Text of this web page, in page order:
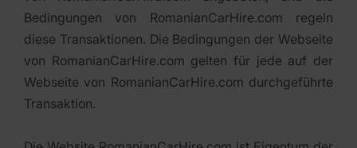
Bedingungen von RomanianCarHire.com regeln
diese Transaktionen. Die Bedingungen der Webseite
von RomanianCarHire.com gelten für jede auf der
Webseite von RomanianCarHire.com durchgeführte
Transaktion.